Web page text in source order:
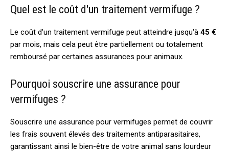
Quel est le coût d'un traitement vermifuge ?
Le coût d'un traitement vermifuge peut atteindre jusqu'à 45 €
par mois, mais cela peut être partiellement ou totalement
remboursé par certaines assurances pour animaux.
Pourquoi souscrire une assurance pour
vermifuges ?
Souscrire une assurance pour vermifuges permet de couvrir
les frais souvent élevés des traitements antiparasitaires,
garantissant ainsi le bien-être de votre animal sans lourdeur